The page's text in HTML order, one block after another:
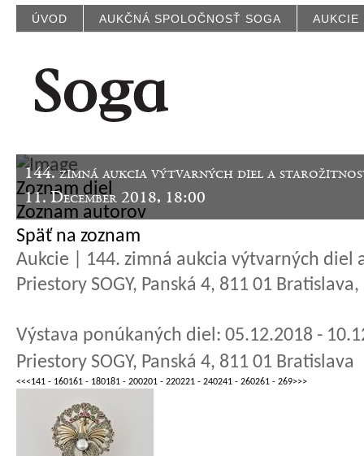
ÚVOD AUKČNÁ SPOLOČNOSŤ SOGA AUKCIE
144. zimná aukcia výtvarných diel a
11. December 2018, 18:00
Zoznam diel
Zoznam autorov
Späť na zoznam
Aukcie | 144. zimná aukcia výtvarných diel
Priestory SOGY, Panská 4, 811 01
Výstava ponúkaných diel: 05.12.2018 -
Priestory SOGY, Panská 4, 811 01 Bratislava
<<<141 - 160161 - 180181 - 200201 - 220221 - 240241 - 260261 - 269>>>